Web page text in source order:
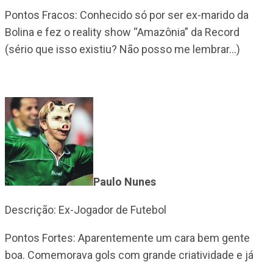
Pontos Fracos: Conhecido só por ser ex-marido da
Bolina e fez o reality show “Amazônia” da Record
(sério que isso existiu? Não posso me lembrar…)
Paulo Nunes
Descrição: Ex-Jogador de Futebol
Pontos Fortes: Aparentemente um cara bem gente
boa. Comemorava gols com grande criatividade e já